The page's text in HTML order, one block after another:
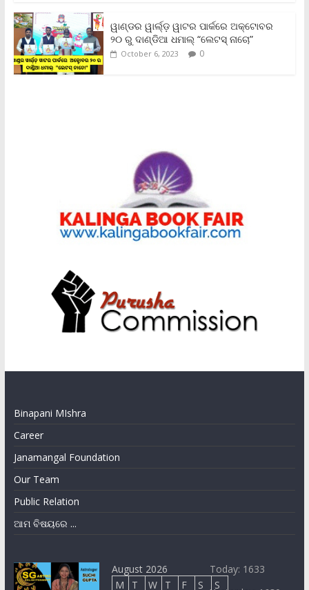
ୱାଣ୍ଡର ୱାର୍ଲ୍‌ଡ଼ ୱାଟର ପାର୍କରେ ଅକ୍ଟୋବର
୨୦ ରୁ ଦାଣ୍ଡିଆ ଧମାଲ୍ “ଲେଟସ୍ ନାଚୋ”
October 6, 2023 0
Binapani MIshra
Career
Janamangal Foundation
Our Team
Public Relation
ଆମ ବିଷୟରେ ...
August 2026
M
T W T F S
S
Today: 1633